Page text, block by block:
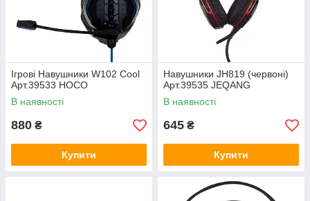
Ігрові Навушники W102 Cool
Арт.39533 HOCO
В наявності
880 ₴
Купити
Навушники JH819 (червоні)
Арт.39535 JEQANG
В наявності
645 ₴
Купити